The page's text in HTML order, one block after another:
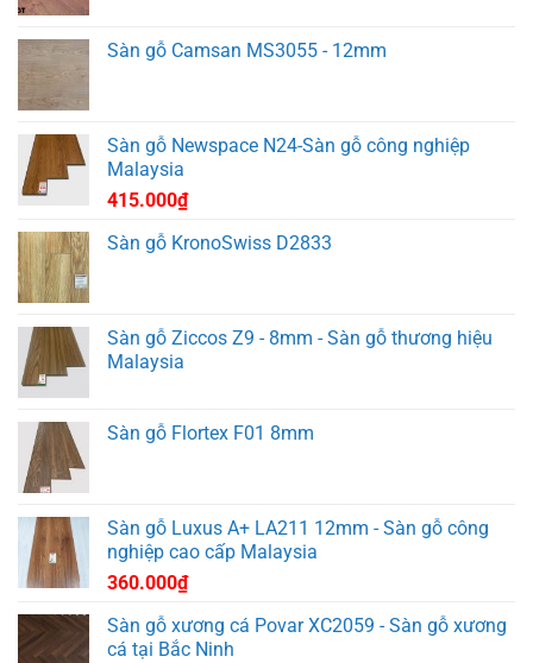
Sàn gỗ Camsan MS3055 - 12mm
Sàn gỗ Newspace N24-Sàn gỗ công nghiệp
Malaysia
415.000₫
Sàn gỗ KronoSwiss D2833
Sàn gỗ Ziccos Z9 - 8mm - Sàn gỗ thương hiệu
Malaysia
Sàn gỗ Flortex F01 8mm
Sàn gỗ Luxus A+ LA211 12mm - Sàn gỗ công
nghiệp cao cấp Malaysia
360.000₫
Sàn gỗ xương cá Povar XC2059 - Sàn gỗ xương
cá tại Bắc Ninh